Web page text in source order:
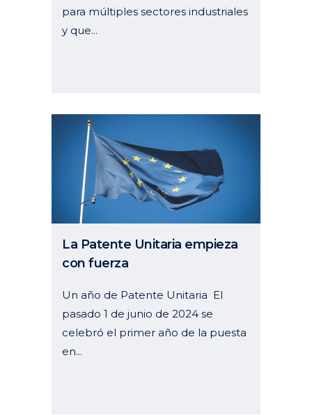
para múltiples sectores industriales
y que...
La Patente Unitaria empieza
con fuerza
Un año de Patente Unitaria El
pasado 1 de junio de 2024 se
celebró el primer año de la puesta
en...